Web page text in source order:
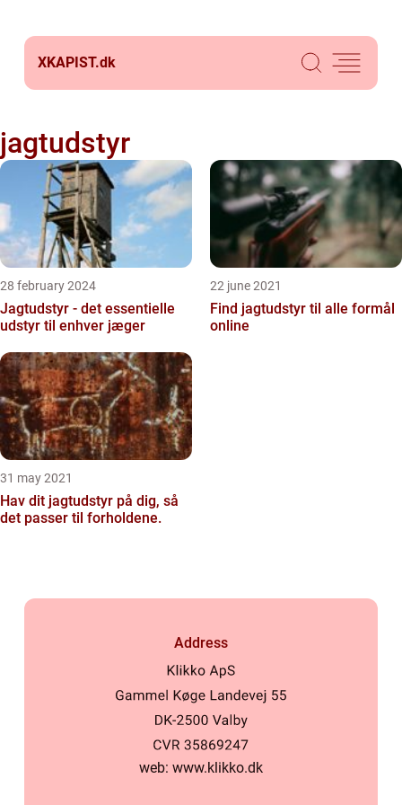
XKAPIST.dk
jagtudstyr
28 february 2024
Jagtudstyr - det essentielle
udstyr til enhver jæger
22 june 2021
Find jagtudstyr til alle formål
online
31 may 2021
Hav dit jagtudstyr på dig, så
det passer til forholdene.
Address
web: www.klikko.dk